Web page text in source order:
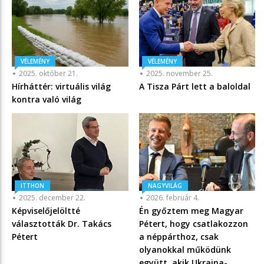
VÉLEMÉNY
2025. október 21.
Hírháttér: virtuális világ
kontra való világ
VÉLEMÉNY
2025. november 25.
A Tisza Párt lett a baloldal
ITTHON
2025. december 22.
Képviselőjelöltté
választották Dr. Takács
Pétert
NAGYVILÁG
2026. február 4.
Én győztem meg Magyar
Pétert, hogy csatlakozzon
a néppárthoz, csak
olyanokkal működünk